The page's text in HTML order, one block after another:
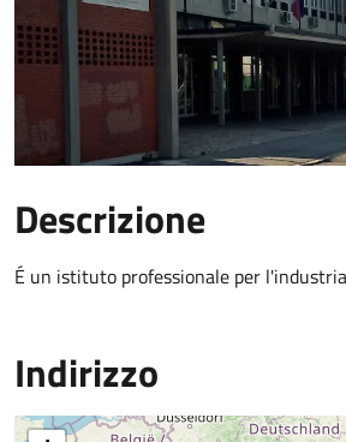
Descrizione
É un istituto professionale per
Indirizzo